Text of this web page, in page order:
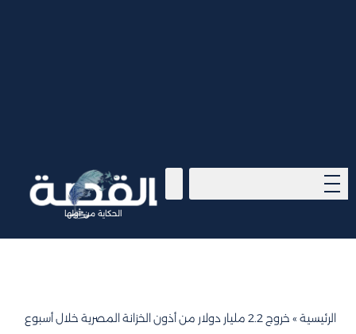
الحكاية من أولها
الرئيسية » خروج 2.2 مليار دولار من أذون الخزانة المصرية خلال أسبوع